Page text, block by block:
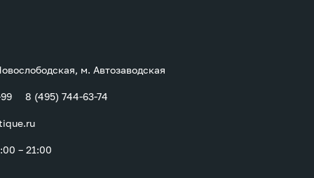
м. Автозаводская
8 (495) 744-63-74
– 21:00